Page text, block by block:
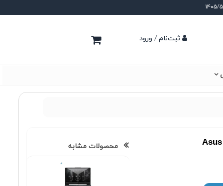
ثبت‌نام / ورود
Asus محصولات مشابه